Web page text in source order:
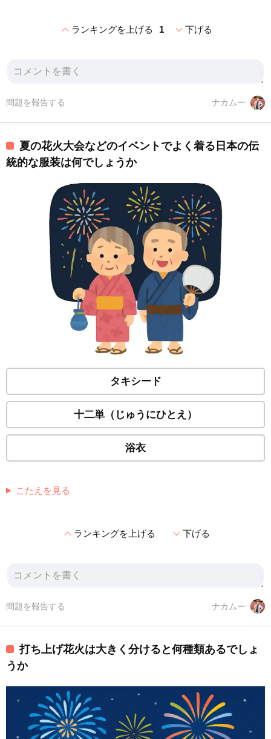
expand_lessランキングを上げる 1 expand_more下げる
ナカムー
問題を報告する
夏の花火大会などのイベントでよく着る日本の伝
統的な服装は何でしょうか
タキシード
十二単（じゅうにひとえ）
浴衣
こたえを見る
expand_lessランキングを上げる expand_more下げる
ナカムー
問題を報告する
打ち上げ花火は大きく分けると何種類あるでしょ
うか